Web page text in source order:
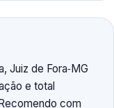
Juiz de Fora‑MG
e total
com